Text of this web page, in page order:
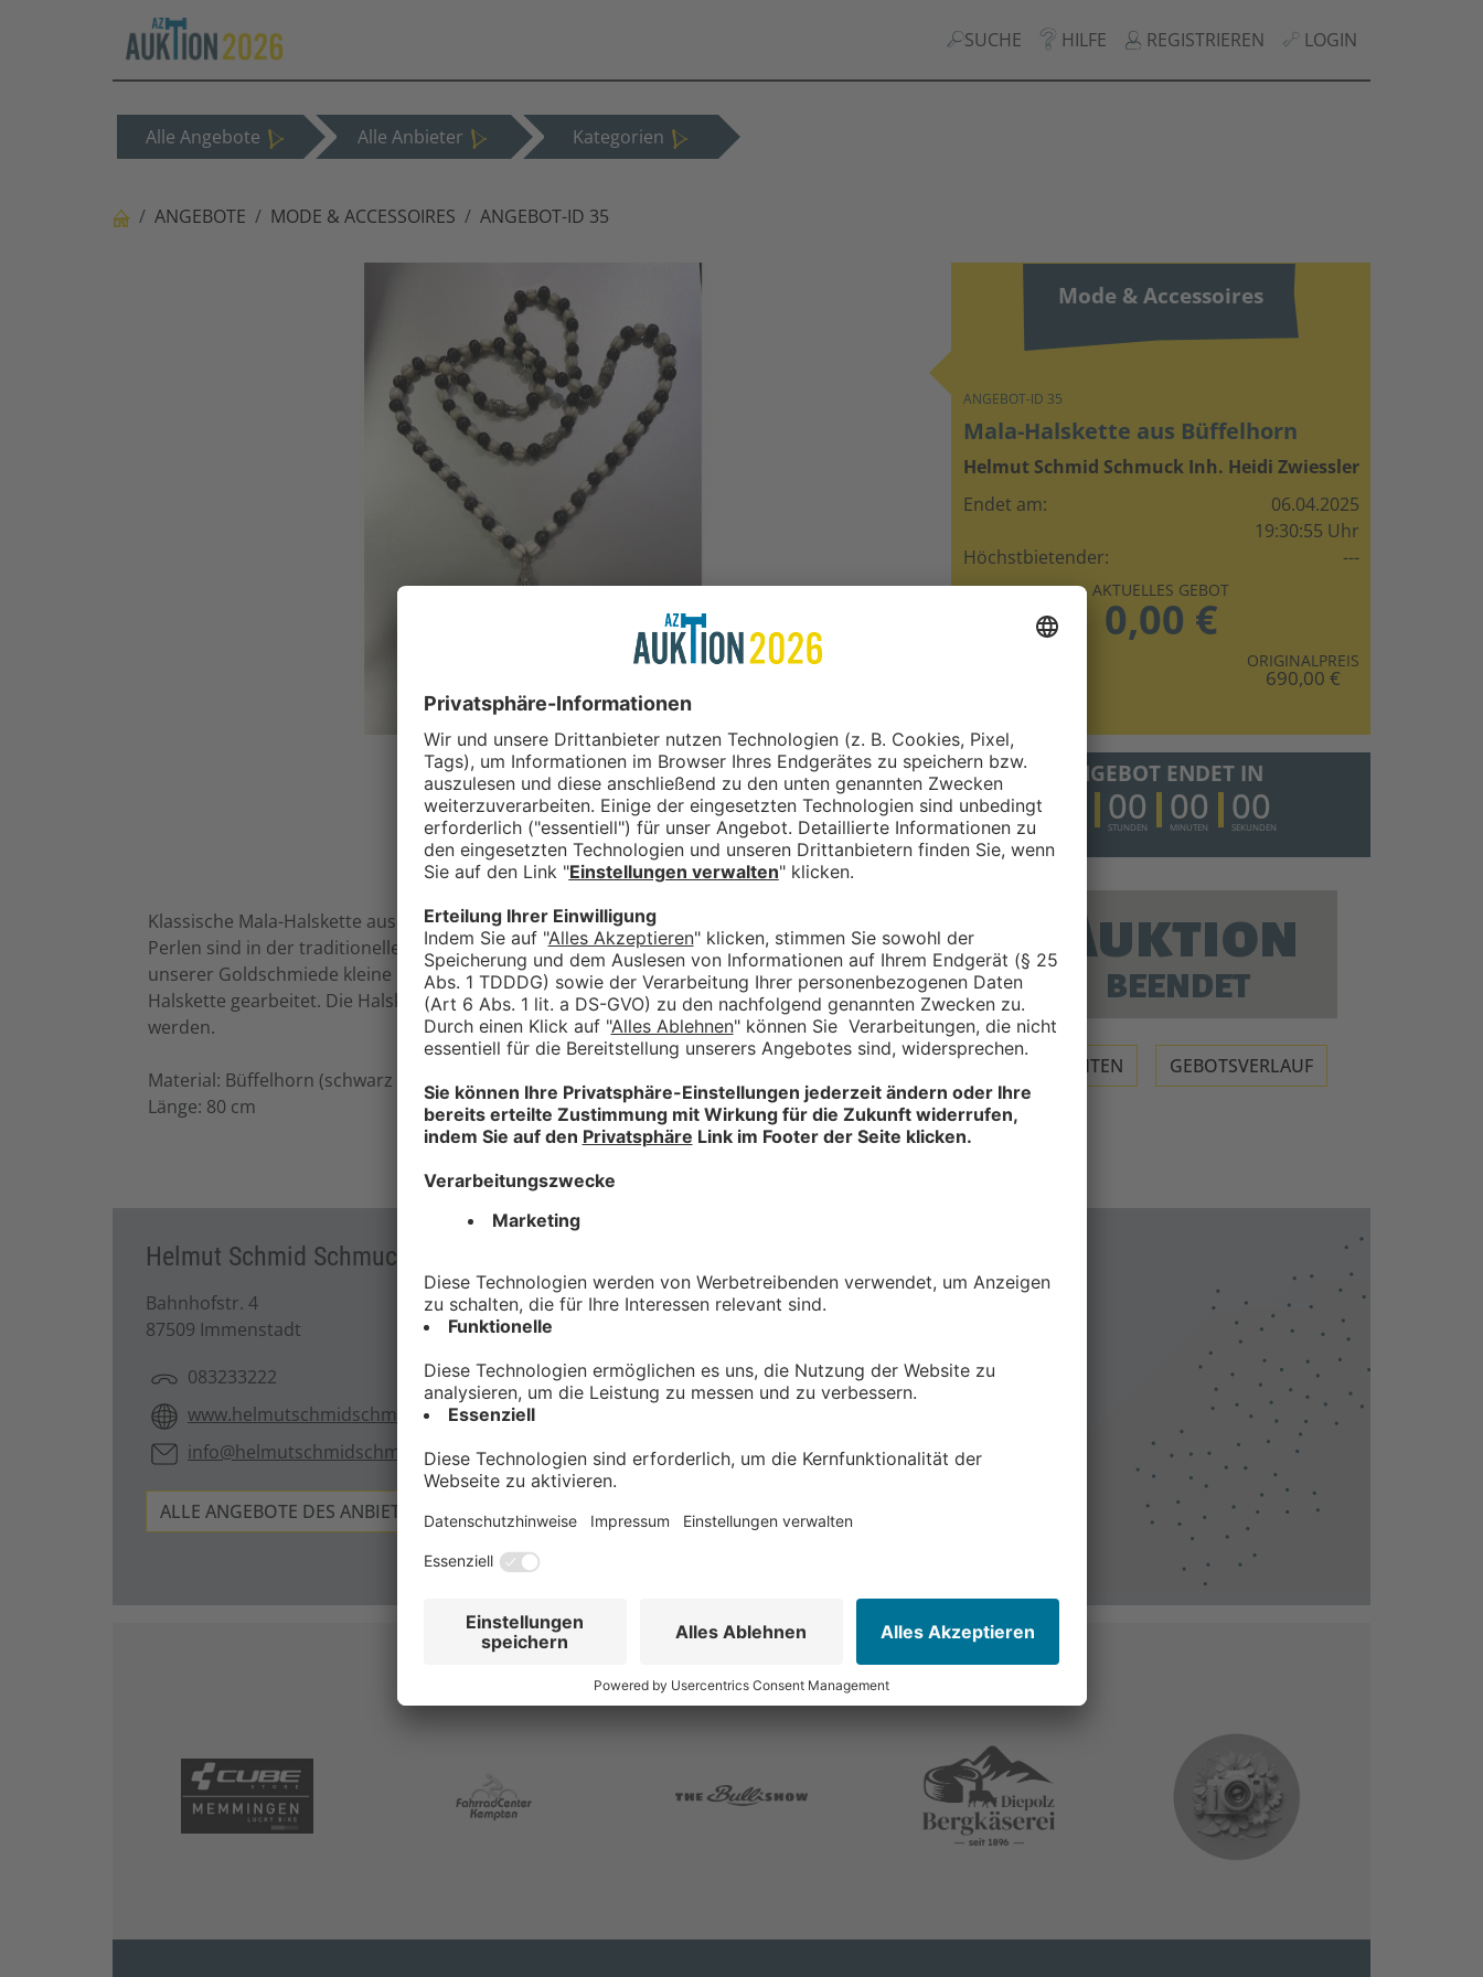
SUCHE HILFE REGISTRIEREN LOGIN
Alle Angebote Alle Anbieter Kategorien
ANGEBOTE MODE & ACCESSOIRES ANGEBOT-ID 35
Mode & Accessoires
ANGEBOT-ID 35
Mala-Halskette aus Büffelhorn
Helmut Schmid Schmuck Inh. Heidi Zwiessler
Endet am:
06.04.2025
19:30:55 Uhr
Höchstbietender:
---
AKTUELLES GEBOT
0,00 €
ORIGINALPREIS
690,00 €
ANGEBOT ENDET IN
00
STUNDEN 00
MINUTEN 00
SEKUNDEN
Klassische Mala-Halskette aus schwarzen und weißen Horn-Perlen. Die
Perlen sind in der traditionellen „Melonen-Form“ geschliffen. Zusätzlich haben wir in
unserer Goldschmiede kleine Buddha-Perlen aus 925 Silber gefertigt und in die
Halskette gearbeitet. Die Halskette hat keinen Verschluss und kann einfach angezogen
werden.
Material: Büffelhorn (schwarz + weiß) Buddha-Perlen aus 925 Silber
Länge: 80 cm
Auktion
BEENDET
BEOBACHTEN GEBOTSVERLAUF
Helmut Schmid Schmuck Inh. Heidi Zwiessler
Bahnhofstr. 4
87509 Immenstadt
083233222
www.helmutschmidschmuck.de
info@helmutschmidschmuck.de
ALLE ANGEBOTE DES ANBIETERS ANGABEN DES ANBIETERS